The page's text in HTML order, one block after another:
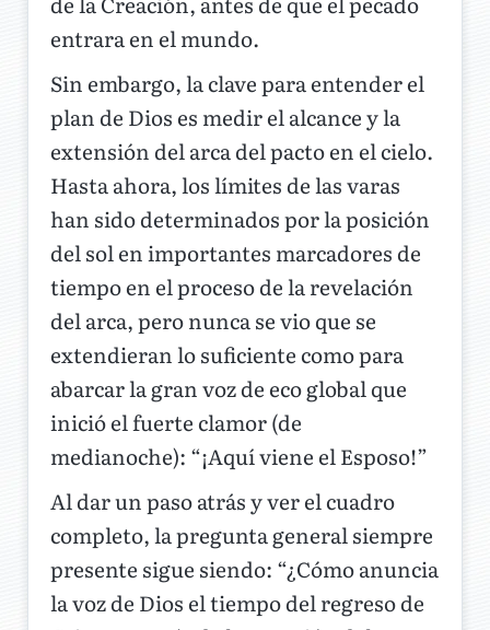
entrara en el mundo.
Sin embargo, la clave para entender el
plan de Dios es medir el alcance y la
extensión del arca del pacto en el cielo.
Hasta ahora, los límites de las varas
han sido determinados por la posición
del sol en importantes marcadores de
tiempo en el proceso de la revelación
del arca, pero nunca se vio que se
extendieran lo suficiente como para
abarcar la gran voz de eco global que
inició el fuerte clamor (de
medianoche): “¡Aquí viene el Esposo!”
Al dar un paso atrás y ver el cuadro
completo, la pregunta general siempre
presente sigue siendo: “¿Cómo anuncia
la voz de Dios el tiempo del regreso de